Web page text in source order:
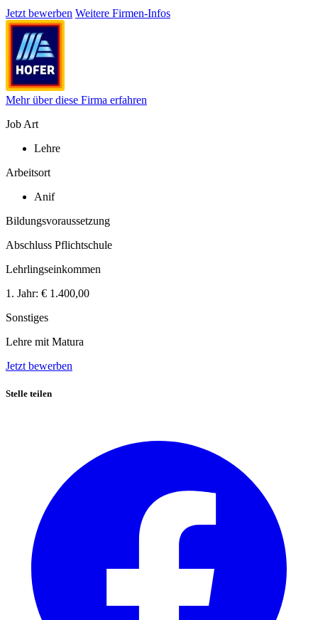
Jetzt bewerben Weitere Firmen-Infos
Mehr über diese Firma erfahren
Job Art
Lehre
Arbeitsort
Anif
Bildungsvoraussetzung
Abschluss Pflichtschule
Lehrlingseinkommen
1. Jahr: € 1.400,00
Sonstiges
Lehre mit Matura
Jetzt bewerben
Stelle teilen